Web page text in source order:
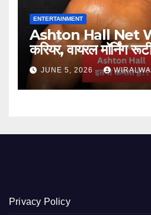
ENTERTAINMENT
Ashton Hall Net
करियर, वायरल मॉर्निंग
JUNE 5, 2026
Privacy Policy